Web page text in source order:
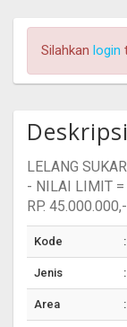
Silahkan login
LELANG
- NILAI LIMIT =
RP. 45.000.000,-
Kode :
Jenis :
Area :